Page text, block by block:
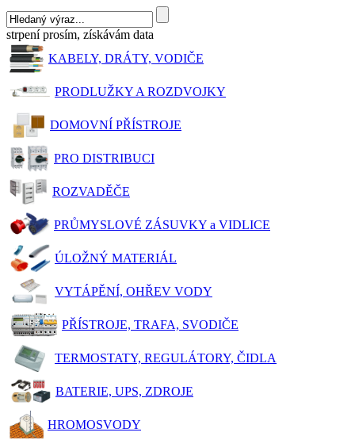
strpení prosím, získávám data
KABELY, DRÁTY, VODIČE
PRODLUŽKY A ROZDVOJKY
DOMOVNÍ PŘÍSTROJE
PRO DISTRIBUCI
ROZVADĚČE
PRŮMYSLOVÉ ZÁSUVKY a VIDLICE
ÚLOŽNÝ MATERIÁL
VYTÁPĚNÍ, OHŘEV VODY
PŘÍSTROJE, TRAFA, SVODIČE
TERMOSTATY, REGULÁTORY, ČIDLA
BATERIE, UPS, ZDROJE
HROMOSVODY